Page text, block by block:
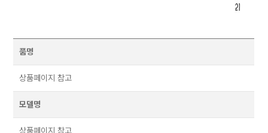
품명
상품페이지 참고
모델명
상품페이지 참고